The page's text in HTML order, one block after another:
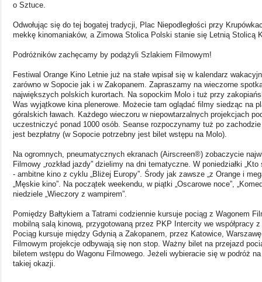
o Sztuce.
Odwołując się do tej bogatej tradycji, Plac Niepodległości przy
mekkę kinomaniaków, a Zimowa Stolica Polski stanie się Letnią Stolicą
Podróżników zachęcamy by podążyli Szlakiem Filmowym!
Festiwal Orange Kino Letnie już na stałe wpisał się w kalendarz
zarówno w Sopocie jak i w Zakopanem. Zapraszamy na wieczorne
największych polskich kurortach. Na sopockim Molo i tuż przy
Was wyjątkowe kina plenerowe. Możecie tam oglądać filmy siedząc na
góralskich ławach. Każdego wieczoru w niepowtarzalnych projekcjach
uczestniczyć ponad 1000 osób. Seanse rozpoczynamy tuż po
jest bezpłatny (w Sopocie potrzebny jest bilet wstępu na Molo).
Na ogromnych, pneumatycznych ekranach (Airscreen®) zobaczycie
Filmowy „rozkład jazdy” dzielimy na dni tematyczne. W poniedziałki
- ambitne kino z cyklu „Bliżej Europy”. Środy jak zawsze „z Orange i
„Męskie kino”. Na początek weekendu, w piątki „Oscarowe noce”,
niedziele „Wieczory z wampirem”.
Pomiędzy Bałtykiem a Tatrami codziennie kursuje pociąg z Wagonem
mobilną salą kinową, przygotowaną przez PKP Intercity we współpracy
Pociąg kursuje między Gdynią a Zakopanem, przez Katowice,
Filmowym projekcje odbywają się non stop. Ważny bilet na przejazd
biletem wstępu do Wagonu Filmowego. Jeżeli wybieracie się w podróż
takiej okazji.